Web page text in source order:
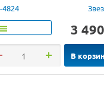
пятого
Су-57, 1/48
4824
3 490
В